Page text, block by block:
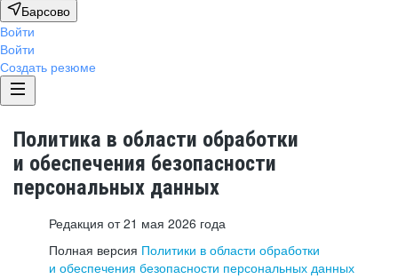
Барсово
Войти
Войти
Создать резюме
Политика в области обработки
и обеспечения безопасности
персональных данных
Редакция от 21 мая 2026 года
Полная версия Политики в области обработки
и обеспечения безопасности персональных данных